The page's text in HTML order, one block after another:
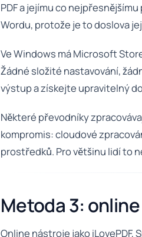
PDF a jejímu co
Wordu, protože je to doslova
Ve Windows má Microsoft
Žádné složité nastavování,
výstup a získejte upravitelný
Některé převodníky
kompromis: cloudové
prostředků. Pro většinu lidí to
Metoda 3:
Online nástroje jako iLovePDF,